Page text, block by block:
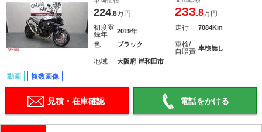
224.8万円 233.8万円
初度登
録年
2019年 走行 7084Km
色 ブラック
車検/
自賠責 車検無し
地域 大阪府 岸和田市
動画 複数画像
見積・在庫確認 電話をかける